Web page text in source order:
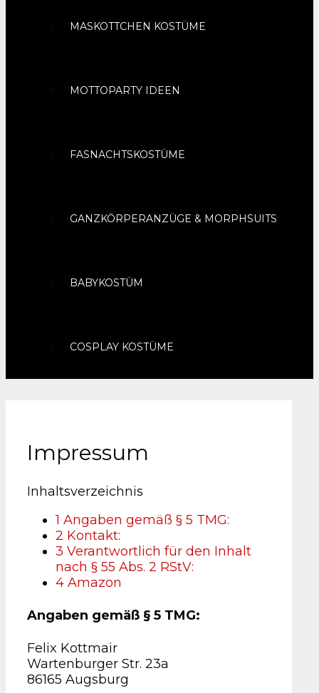
MASKOTTCHEN KOSTÜME
MOTTOPARTY IDEEN
FASNACHTSKOSTÜME
GANZKÖRPERANZÜGE & MORPHSUITS
BABYKOSTÜM
COSPLAY KOSTÜME
Impressum
Inhaltsverzeichnis
1 Angaben gemäß § 5 TMG:
2 Kontakt:
3 Verantwortlich für den Inhalt
nach § 55 Abs. 2 RStV:
4 Amazon
Angaben gemäß § 5 TMG:
Felix Kottmair
Wartenburger Str. 23a
86165 Augsburg